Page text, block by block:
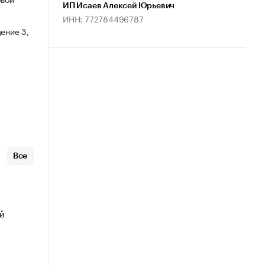
3,
Все
ИП Исаев Алексей Юрьевич
ИНН: 772784496787